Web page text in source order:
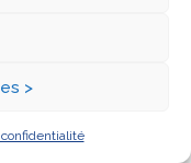
>
Nutrition Source, du
du Harvard Health